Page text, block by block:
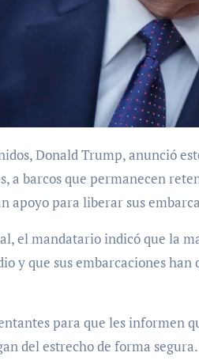
a barcos que permanecen
apoyo para liberar sus
el mandatario indicó que la
y que sus embarcaciones
para que les informen
del estrecho de forma